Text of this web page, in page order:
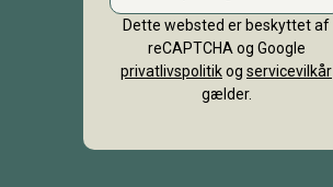
Dette websted er beskyttet af
reCAPTCHA og Google
privatlivspolitikog servicevilkår
gælder.